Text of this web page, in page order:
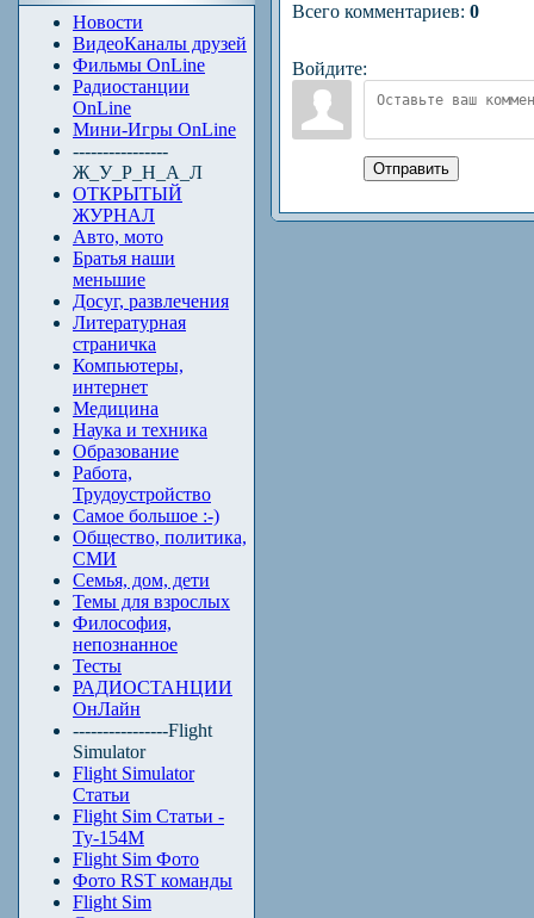
Новости
ВидеоКаналы друзей
Фильмы OnLine
Радиостанции
OnLine
Мини-Игры OnLine
----------------
Ж_У_Р_Н_А_Л
ОТКРЫТЫЙ
ЖУРНАЛ
Авто, мото
Братья наши
меньшие
Досуг, развлечения
Литературная
страничка
Компьютеры,
интернет
Медицина
Наука и техника
Образование
Работа,
Трудоустройство
Самое большое :-)
Общество, политика,
СМИ
Семья, дом, дети
Темы для взрослых
Философия,
непознанное
Тесты
РАДИОСТАНЦИИ
ОнЛайн
----------------Flight
Simulator
Flight Simulator
Статьи
Flight Sim Статьи -
Ту-154М
Flight Sim Фото
Фото RST команды
Flight Sim
Всего комментариев: 0
Войдите:
Отправить